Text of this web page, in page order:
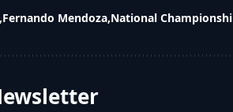
Fernando Mendoza National